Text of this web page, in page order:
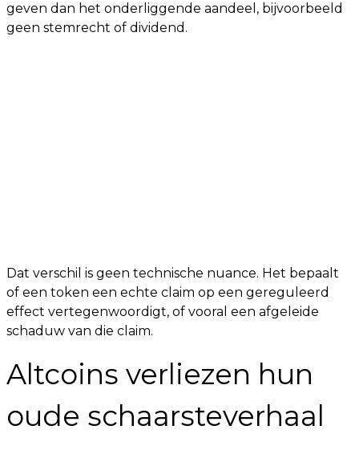
geven dan het onderliggende aandeel, bijvoorbeeld
geen stemrecht of dividend.
Dat verschil is geen technische nuance. Het bepaalt
of een token een echte claim op een gereguleerd
effect vertegenwoordigt, of vooral een afgeleide
schaduw van die claim.
Altcoins verliezen hun
oude schaarsteverhaal